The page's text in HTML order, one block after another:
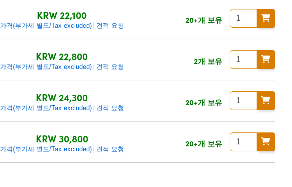
KRW 22,100
가격(부가세 별도/Tax excluded)| 견적 요청
20+개 보유
KRW 22,800
가격(부가세 별도/Tax excluded)| 견적 요청
2개 보유
KRW 24,300
가격(부가세 별도/Tax excluded)| 견적 요청
20+개 보유
KRW 30,800
가격(부가세 별도/Tax excluded)| 견적 요청
20+개 보유